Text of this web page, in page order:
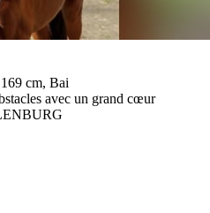
cm, Bai
avec un grand cœur